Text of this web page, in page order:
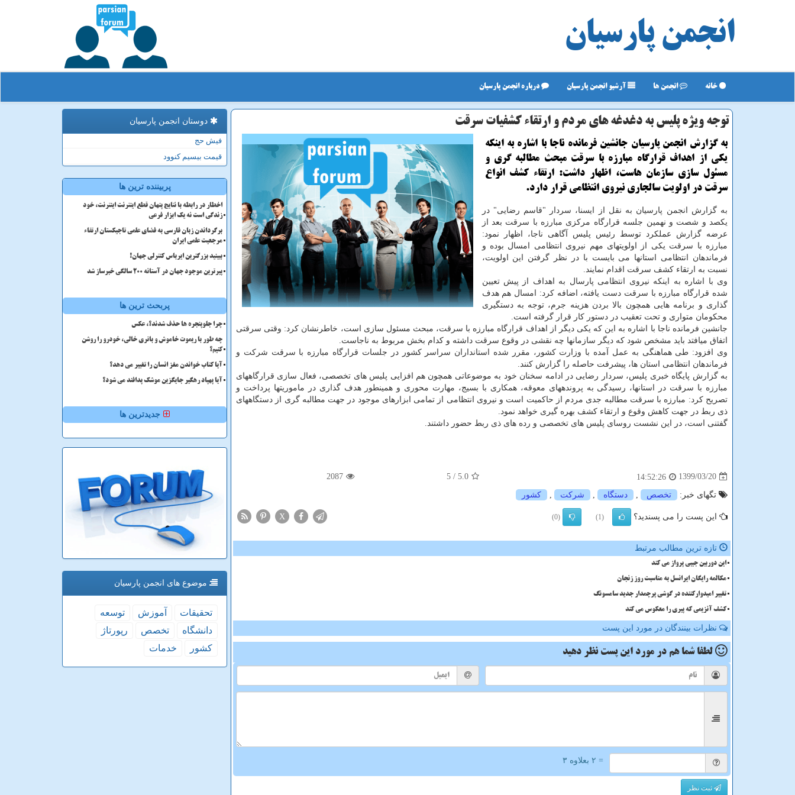
انجمن پارسیان
خانه انجمن ها آرشیو انجمن پارسیان درباره انجمن پارسیان
توجه ویژه پلیس به دغدغه های مردم و ارتقاء كشفیات سرقت
به گزارش انجمن پارسیان جانشین فرمانده ناجا با اشاره به اینكه
یكی از اهداف قرارگاه مبارزه با سرقت مبحث مطالبه گری و
مسئول سازی سازمان هاست، اظهار داشت: ارتقاء كشف انواع
سرقت در اولویت سالجاری نیروی انتظامی قرار دارد.
به گزارش انجمن پارسیان به نقل از ایسنا، سردار "قاسم رضایی" در
یکصد و شصت و نهمین جلسه قرارگاه مرکزی مبارزه با سرقت بعد از
عرضه گزارش عملکرد توسط رئیس پلیس آگاهی ناجا، اظهار نمود:
مبارزه با سرقت یکی از اولویتهای مهم نیروی انتظامی امسال بوده و
فرماندهان انتظامی استانها می بایست با در نظر گرفتن این اولویت،
نسبت به ارتقاء کشف سرقت اقدام نمایند.
وی با اشاره به اینکه نیروی انتظامی پارسال به اهداف از پیش تعیین
شده قرارگاه مبارزه با سرقت دست یافته، اضافه کرد: امسال هم هدف
گذاری و برنامه هایی همچون بالا بردن هزینه جرم، توجه به دستگیری
محکومان متواری و تحت تعقیب در دستور کار قرار گرفته است.
جانشین فرمانده ناجا با اشاره به این که یکی دیگر از اهداف قرارگاه مبارزه با سرقت، مبحث مسئول سازی است، خاطرنشان کرد: وقتی سرقتی
اتفاق میافتد باید مشخص شود که دیگر سازمانها چه نقشی در وقوع سرقت داشته و کدام بخش مربوط به ناجاست.
وی افزود: طی هماهنگی به عمل آمده با وزارت کشور، مقرر شده استانداران سراسر کشور در جلسات قرارگاه مبارزه با سرقت شرکت و
فرماندهان انتظامی استان ها، پیشرفت حاصله را گزارش کنند.
به گزارش پایگاه خبری پلیس، سردار رضایی در ادامه سخنان خود به موضوعاتی همچون هم افزایی پلیس های تخصصی، فعال سازی قرارگاههای
مبارزه با سرقت در استانها، رسیدگی به پروندههای معوقه، همکاری با بسیج، مهارت محوری و همینطور هدف گذاری در ماموریتها پرداخت و
تصریح کرد: مبارزه با سرقت مطالبه جدی مردم از حاکمیت است و نیروی انتظامی از تمامی ابزارهای موجود در جهت مطالبه گری از دستگاههای
ذی ربط در جهت کاهش وقوع و ارتقاء کشف بهره گیری خواهد نمود.
گفتنی است، در این نشست روسای پلیس های تخصصی و رده های ذی ربط حضور داشتند.
1399/03/20
14:52:26
5.0
/ 5
2087
تگهای خبر: تخصص دستگاه شركت كشور
این پست را می پسندید؟ (1)
(0)
X
تازه ترین مطالب مرتبط
این دوربین جیبی پرواز می کند
مکالمه رایگان ایرانسل به مناسبت روز زنجان
تغییر امیدوارکننده در گوشی پرچمدار جدید سامسونگ
کشف آنزیمی که پیری را معکوس می کند
نظرات بینندگان در مورد این پست
لطفا شما هم در مورد این پست نظر دهید
= ۲ بعلاوه ۳
ثبت نظر
دوستان انجمن پارسیان
فیش حج
قیمت بیسیم کنوود
پربیننده ترین ها
اخطار در رابطه با نتایج پنهان قطع اینترنت اینترنت، خود
زندگی است نه یک ابزار فرعی
برگرداندن زبان فارسی به فضای علمی تاجیکستان ارتقاء
مرجعیت علمی ایران
ببینید بزرگترین ایرباس کنترلی جهان!
پیرترین موجود جهان در آستانه ۲۰۰ سالگی خبرساز شد
پربحث ترین ها
چرا جلوپنجره ها حذف شدند؟، عکس
چه طور با ریموت خاموش و باتری خالی، خودرو را روشن
کنیم؟
آیا کتاب خواندن مغز انسان را تغییر می دهد؟
آیا پهپاد رهگیر جایگزین موشک پدافند می شود؟
جدیدترین ها
موضوع های انجمن پارسیان
تحقیقات آموزش
توسعه
دانشگاه
تخصص
رپورتاژ
كشور
خدمات